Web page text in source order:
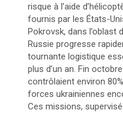
risque à l’aide
fournis par les États-
Pokrovsk, dans l’oblast
Russie progresse
tournante logistique
plus d’un an. Fin
contrôlaient environ
forces ukrainiennes
Ces missions,